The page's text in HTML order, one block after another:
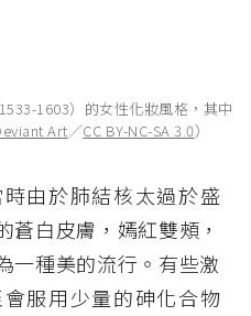
1603）的女性化妝風格，其中
Art／CC BY-NC-SA 3.0）
由於肺結核太過於盛
白皮膚，嫣紅雙頰，
一種美的流行。有些激
服用少量的砷化合物